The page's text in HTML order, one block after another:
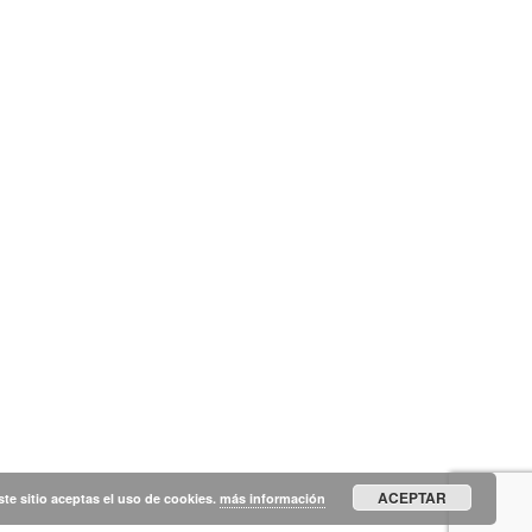
sitio aceptas el uso de cookies. más información ACEPTAR